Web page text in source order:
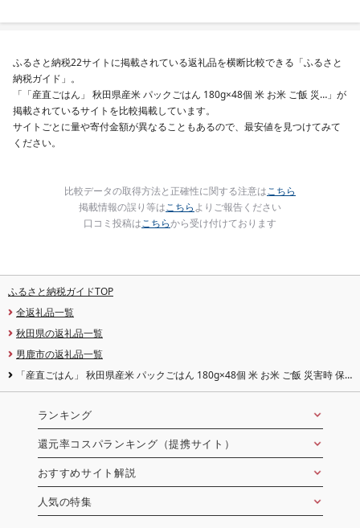
ふるさと納税22サイトに掲載されている返礼品を横断比較できる「ふるさと
納税ガイド」。
「「産直ごはん」 秋田県産米 パックごはん 180g×48個 米 お米 ご飯 災…」が
掲載されているサイトを比較掲載しています。
サイトごとに量や寄付金額が異なることもあるので、最安値を見つけてみて
ください。
比較データの取得方法と正確性に関する注意はこちら
掲載情報の誤り等はこちらよりご報告ください
口コミ投稿はこちらから受け付けております
ふるさと納税ガイドTOP
全返礼品一覧
秋田県の返礼品一覧
男鹿市の返礼品一覧
「産直ごはん」 秋田県産米 パックごはん 180g×48個 米 お米 ご飯 災害時 保
ランキング
還元率コスパランキング（提携サイト）
おすすめサイト解説
人気の特集